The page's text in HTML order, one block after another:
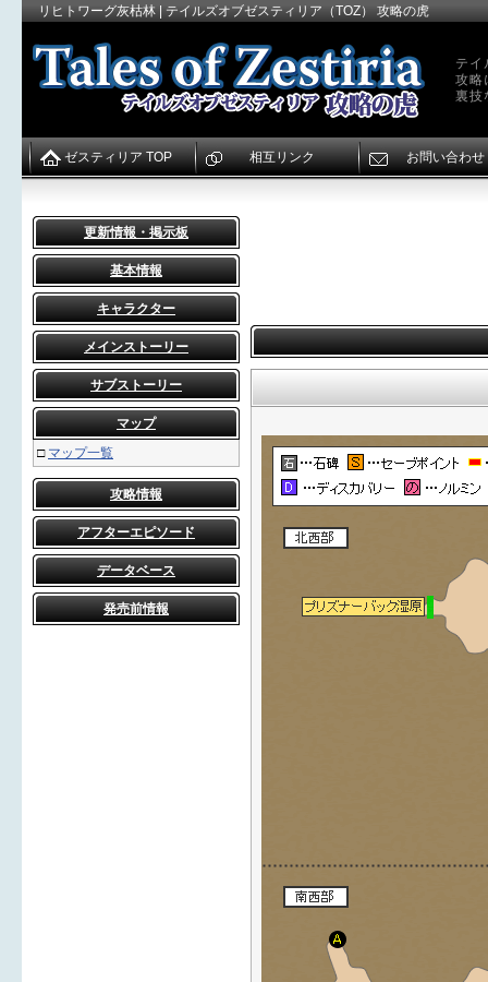
リヒトワーグ灰枯林 | テイルズオブゼスティリア（TOZ） 攻略の虎
テイ
攻略
裏技
更新情報・掲示板
基本情報
キャラクター
メインストーリー
サブストーリー
マップ
□ マップ一覧
攻略情報
アフターエピソード
データベース
発売前情報
ゼスティリア TOP 相互リンク お問い合わせ